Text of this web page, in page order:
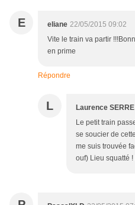
E eliane 22/05/2015 09:02
Vite le train va partir
en prime
Répondre
L Laurence
Le petit train
se soucier de
me suis trouvée
ouf) Lieu squatté